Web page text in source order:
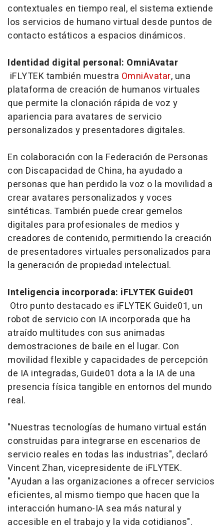
contextuales en tiempo real, el sistema extiende
los servicios de humano virtual desde puntos de
contacto estáticos a espacios dinámicos.
Identidad digital personal: OmniAvatar
iFLYTEK también muestra OmniAvatar, una
plataforma de creación de humanos virtuales
que permite la clonación rápida de voz y
apariencia para avatares de servicio
personalizados y presentadores digitales.
En colaboración con la Federación de Personas
con Discapacidad de China, ha ayudado a
personas que han perdido la voz o la movilidad a
crear avatares personalizados y voces
sintéticas. También puede crear gemelos
digitales para profesionales de medios y
creadores de contenido, permitiendo la creación
de presentadores virtuales personalizados para
la generación de propiedad intelectual.
Inteligencia incorporada: iFLYTEK Guide01
Otro punto destacado es iFLYTEK Guide01, un
robot de servicio con IA incorporada que ha
atraído multitudes con sus animadas
demostraciones de baile en el lugar. Con
movilidad flexible y capacidades de percepción
de IA integradas, Guide01 dota a la IA de una
presencia física tangible en entornos del mundo
real.
"Nuestras tecnologías de humano virtual están
construidas para integrarse en escenarios de
servicio reales en todas las industrias", declaró
Vincent Zhan, vicepresidente de iFLYTEK.
"Ayudan a las organizaciones a ofrecer servicios
eficientes, al mismo tiempo que hacen que la
interacción humano-IA sea más natural y
accesible en el trabajo y la vida cotidianos".